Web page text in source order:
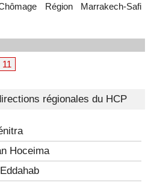
Région Marrakech-Safi
11
régionales du HCP
Hoceima